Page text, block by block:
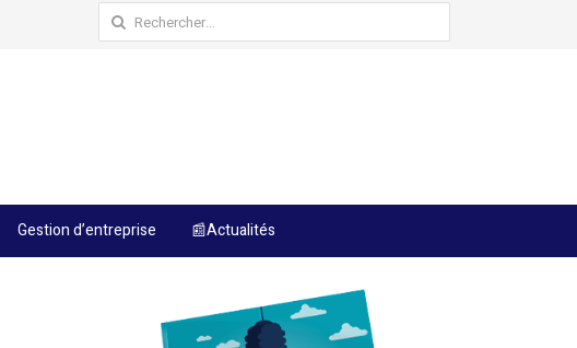
Rechercher :
Gestion d’entreprise 📰Actualités